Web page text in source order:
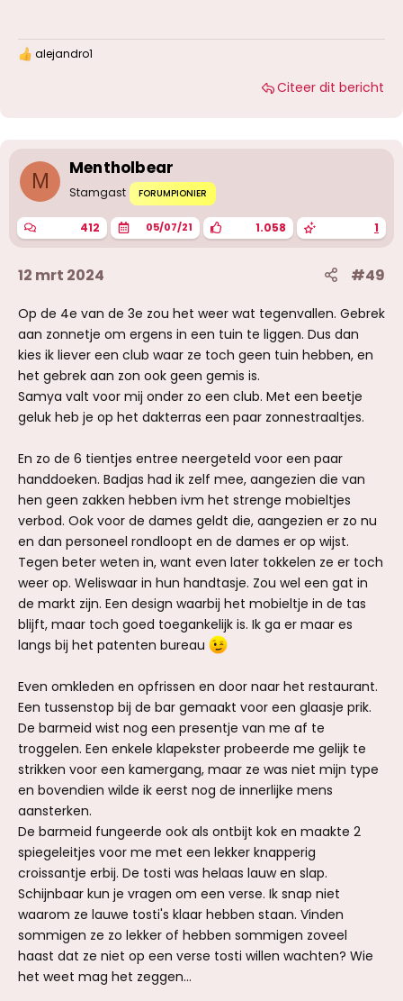
W
n
g
n
:
alejandro1
Citeer dit bericht
M
Mentholbear
Stamgast FORUMPIONIER
412 05/07/21 1.058 1
12 mrt 2024 #49
Op de 4e van de 3e zou het weer wat tegenvallen. Gebrek
aan zonnetje om ergens in een tuin te liggen. Dus dan
kies ik liever een club waar ze toch geen tuin hebben, en
het gebrek aan zon ook geen gemis is.
Samya valt voor mij onder zo een club. Met een beetje
geluk heb je op het dakterras een paar zonnestraaltjes.
En zo de 6 tientjes entree neergeteld voor een paar
handdoeken. Badjas had ik zelf mee, aangezien die van
hen geen zakken hebben ivm het strenge mobieltjes
verbod. Ook voor de dames geldt die, aangezien er zo nu
en dan personeel rondloopt en de dames er op wijst.
Tegen beter weten in, want even later tokkelen ze er toch
weer op. Weliswaar in hun handtasje. Zou wel een gat in
de markt zijn. Een design waarbij het mobieltje in de tas
blijft, maar toch goed toegankelijk is. Ik ga er maar es
langs bij het patenten bureau
Even omkleden en opfrissen en door naar het restaurant.
Een tussenstop bij de bar gemaakt voor een glaasje prik.
De barmeid wist nog een presentje van me af te
troggelen. Een enkele klapekster probeerde me gelijk te
strikken voor een kamergang, maar ze was niet mijn type
en bovendien wilde ik eerst nog de innerlijke mens
aansterken.
De barmeid fungeerde ook als ontbijt kok en maakte 2
spiegeleitjes voor me met een lekker knapperig
croissantje erbij. De tosti was helaas lauw en slap.
Schijnbaar kun je vragen om een verse. Ik snap niet
waarom ze lauwe tosti's klaar hebben staan. Vinden
sommigen ze zo lekker of hebben sommigen zoveel
haast dat ze niet op een verse tosti willen wachten? Wie
het weet mag het zeggen...